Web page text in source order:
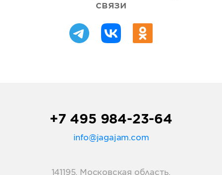
связи
+7 495 984-23-64
info@jagajam.com
141195, Московская область,